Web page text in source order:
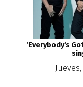
'Everybody's